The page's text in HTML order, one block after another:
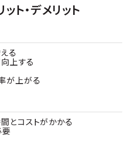
ト・デメリット
る
上する
が上がる
とコストがかかる